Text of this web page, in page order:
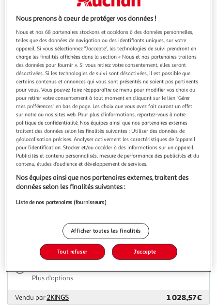
précédentesuivante
4.9 (7)
ASUS
Ecran pc gamer rog swift 32 4k 240hz oled hdr10+
hdmi 2.1 g-sync
La durée de garantie est de 2 ans. Ecran Taille 32 (80 cm)
Design écran plat Résolution 3840 x 2160 pixels Le saviez
vous ? Les pixels conditionnent la qualité d'image. Plus il y
a de pixels, plus l'image est riche en détails et réalisme
Définition 4K : Affiche une image finemen
En savoir +
Vendu par Boulanger
Livraison dès 2/3 jours
Retrait offert dès 35€
Plus d'options
Vendu parBoulanger 882,99€
Livraison dès 5/6 jours
Multishop
Livraison dès 6/7 jours
4,99€
Plus d'options
Vendu par2KINGS 1 028,57€
Nous prenons à coeur de protéger vos données !
Nous et nos 68 partenaires stockons et accédons à des données personnelles,
telles que des données de navigation ou des identifiants uniques, sur votre
appareil. Si vous sélectionnez "J'accepte", les technologies de suivi prendront en
charge les finalités affichées dans la section « Nous et nos partenaires traitons
des données pour fournir ». Si vous retirez votre consentement, elles seront
désactivées. Si les technologies de suivi sont désactivées, il est possible que
certains contenus et annonces qui vous sont présentés ne soient pas pertinents
pour vous. Vous pouvez faire réapparaître ce menu pour modifier vos choix ou
pour retirer votre consentement à tout moment en cliquant sur le lien "Gérer
mes préférences" en bas de page. Les choix que vous avez fait auront un effet
sur notre ou nos sites web. Pour plus d’informations, reportez-vous à notre
politique de confidentialité. Nos équipes ainsi que nos partenaires externes
traitent des données selon les finalités suivantes : Utiliser des données de
géolocalisation précises. Analyser activement les caractéristiques de l’appareil
pour l’identification. Stocker et/ou accéder à des informations sur un appareil.
Publicités et contenu personnalisés, mesure de performance des publicités et du
contenu, études d’audience et développement de services.
Nos équipes ainsi que nos partenaires externes, traitent des
données selon les finalités suivantes :
Liste de nos partenaires (fournisseurs)
Afficher toutes les finalités
Tout refuser J'accepte